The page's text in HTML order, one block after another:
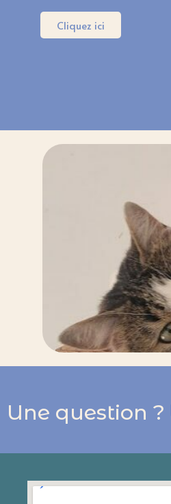
Cliquez ici
Une question ?